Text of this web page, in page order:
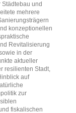
und
mehrere
konzeptionellen
Revitalisierung
in der
aktueller
resilienten Stadt,
auf
zur
fiskalischen